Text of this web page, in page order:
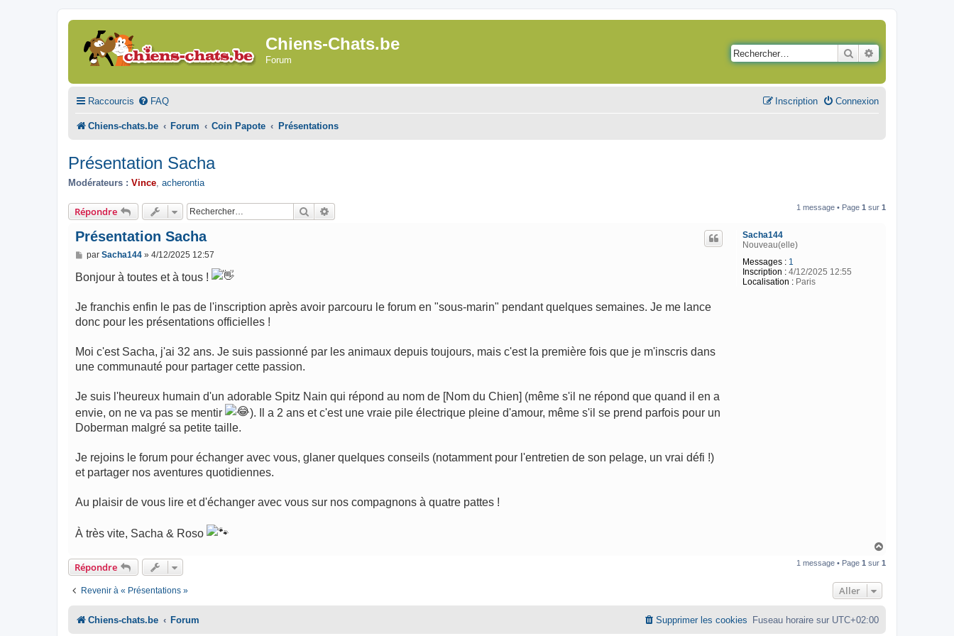
Chiens-Chats.be
Forum
Rechercher
Raccourcis FAQ Connexion
Inscription
Chiens-chats.be Forum Coin Papote Présentations
Présentation Sacha
Modérateurs : Vince acherontia
Répondre Rechercher 1 message • Page 1 sur 1
Sacha144
Nouveau(elle)
Messages : 1
Inscription : 4/12/2025 12:55
Localisation : Paris
Présentation Sacha
M
s
s
g
e
par Sacha144» 4/12/2025 12:57
Bonjour à toutes et à tous !
Je franchis enfin le pas de l'inscription après avoir parcouru le forum en "sous-marin" pendant quelques semaines. Je me lance
donc pour les présentations officielles !
Moi c'est Sacha, j'ai 32 ans. Je suis passionné par les animaux depuis toujours, mais c'est la première fois que je m'inscris dans
une communauté pour partager cette passion.
Je suis l'heureux humain d'un adorable Spitz Nain qui répond au nom de [Nom du Chien] (même s'il ne répond que quand il en a
envie, on ne va pas se mentir
). Il a 2 ans et c'est une vraie pile électrique pleine d'amour, même s'il se prend parfois pour un
Doberman malgré sa petite taille.
Je rejoins le forum pour échanger avec vous, glaner quelques conseils (notamment pour l'entretien de son pelage, un vrai défi !)
et partager nos aventures quotidiennes.
Au plaisir de vous lire et d'échanger avec vous sur nos compagnons à quatre pattes !
À très vite, Sacha & Roso
u
Répondre 1 message • Page 1 sur 1
Revenir à « Présentations » Aller
Chiens-chats.be Forum Fuseau horaire sur UTC+02:00
Supprimer les cookies